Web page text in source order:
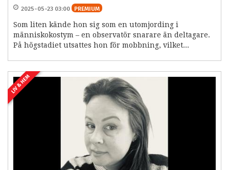
2025-05-23 03:00 PREMIUM
Som liten kände hon sig som en utomjording i
människokostym – en observatör snarare än deltagare.
På högstadiet utsattes hon för mobbning, vilket...
LIV & HEM